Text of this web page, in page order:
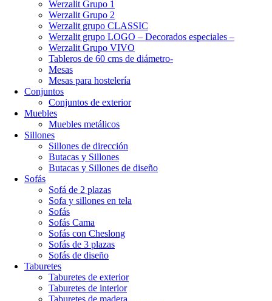
Werzalit Grupo 1
Werzalit Grupo 2
Werzalit grupo CLASSIC
Werzalit grupo LOGO – Decorados especiales –
Werzalit Grupo VIVO
Tableros de 60 cms de diámetro-
Mesas
Mesas para hostelería
Conjuntos
Conjuntos de exterior
Muebles
Muebles metálicos
Sillones
Sillones de dirección
Butacas y Sillones
Butacas y Sillones de diseño
Sofás
Sofá de 2 plazas
Sofa y sillones en tela
Sofás
Sofás Cama
Sofás con Cheslong
Sofás de 3 plazas
Sofás de diseño
Taburetes
Taburetes de exterior
Taburetes de interior
Taburetes de madera